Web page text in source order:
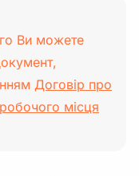
Ви можете
Договір про
місця